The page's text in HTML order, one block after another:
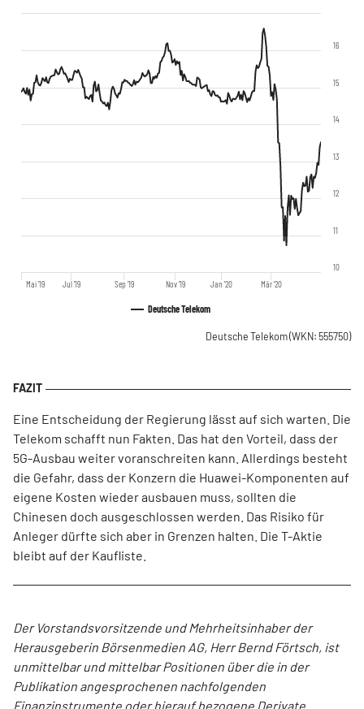
Deutsche Telekom
Mai '19 Jul '19 Sep '19 Nov '19 Jan '20 Mär '20
10
11
12
13
14
15
16
Deutsche Telekom(WKN: 555750)
Eine Entscheidung der Regierung lässt auf sich warten. Die
Telekom schafft nun Fakten. Das hat den Vorteil, dass der
5G-Ausbau weiter voranschreiten kann. Allerdings besteht
die Gefahr, dass der Konzern die Huawei-Komponenten auf
eigene Kosten wieder ausbauen muss, sollten die
Chinesen doch ausgeschlossen werden. Das Risiko für
Anleger dürfte sich aber in Grenzen halten. Die T-Aktie
bleibt auf der Kaufliste.
Der Vorstandsvorsitzende und Mehrheitsinhaber der
Herausgeberin Börsenmedien AG, Herr Bernd Förtsch, ist
unmittelbar und mittelbar Positionen über die in der
Publikation angesprochenen nachfolgenden
Finanzinstrumente oder hierauf bezogene Derivate